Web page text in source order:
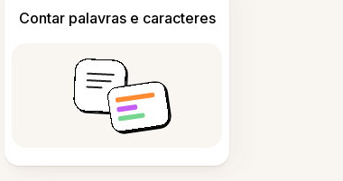
Contar palavras e caracteres